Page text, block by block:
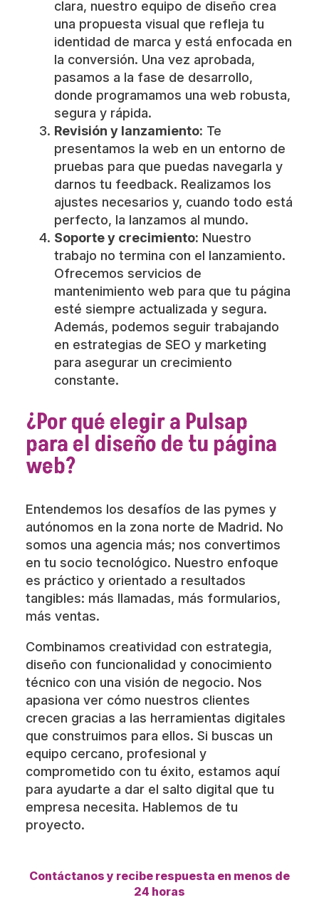
clara, nuestro equipo de diseño crea
una propuesta visual que refleja tu
identidad de marca y está enfocada en
la conversión. Una vez aprobada,
pasamos a la fase de desarrollo,
donde programamos una web robusta,
segura y rápida.
Revisión y lanzamiento: Te
presentamos la web en un entorno de
pruebas para que puedas navegarla y
darnos tu feedback. Realizamos los
ajustes necesarios y, cuando todo está
perfecto, la lanzamos al mundo.
Soporte y crecimiento: Nuestro
trabajo no termina con el lanzamiento.
Ofrecemos servicios de
mantenimiento web para que tu página
esté siempre actualizada y segura.
Además, podemos seguir trabajando
en estrategias de SEO y marketing
para asegurar un crecimiento
constante.
¿Por qué elegir a Pulsap
para el diseño de tu página
web?
Entendemos los desafíos de las pymes y
autónomos en la zona norte de Madrid. No
somos una agencia más; nos convertimos
en tu socio tecnológico. Nuestro enfoque
es práctico y orientado a resultados
tangibles: más llamadas, más formularios,
más ventas.
Combinamos creatividad con estrategia,
diseño con funcionalidad y conocimiento
técnico con una visión de negocio. Nos
apasiona ver cómo nuestros clientes
crecen gracias a las herramientas digitales
que construimos para ellos. Si buscas un
equipo cercano, profesional y
comprometido con tu éxito, estamos aquí
para ayudarte a dar el salto digital que tu
empresa necesita. Hablemos de tu
proyecto.
Contáctanos y recibe respuesta en menos de
24 horas